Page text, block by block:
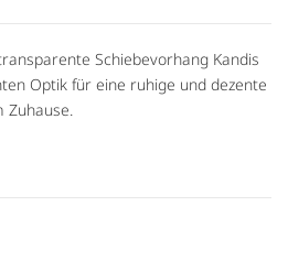
Schiebevorhang Kandis
Optik für eine ruhige und dezente
Zuhause.